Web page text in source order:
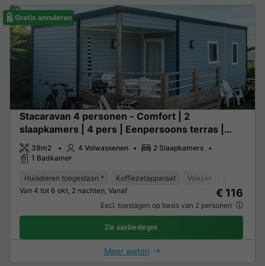
Gratis annuleren
Stacaravan 4 personen - Comfort | 2
slaapkamers | 4 pers | Eenpersoons terras |
Airconditioning | TV
39m2 4 Volwassenen
2 Slaapkamers
1 Badkamer
Huisdieren toegestaan * Koffiezetapparaat Vriezer
Van 4 tot 6 okt, 2 nachten, Vanaf
€ 116
Excl. toeslagen op basis van 2 personen
Zie aanbiedingen
Meer weten